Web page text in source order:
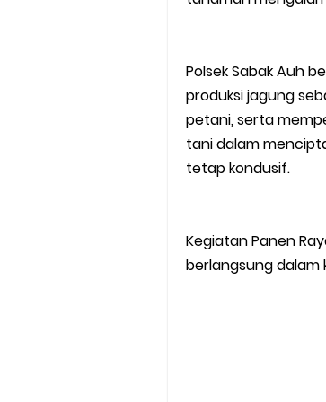
Polsek Sabak Auh
produksi jagung
petani, serta
tani dalam
tetap kondusif.
Kegiatan Panen
berlangsung